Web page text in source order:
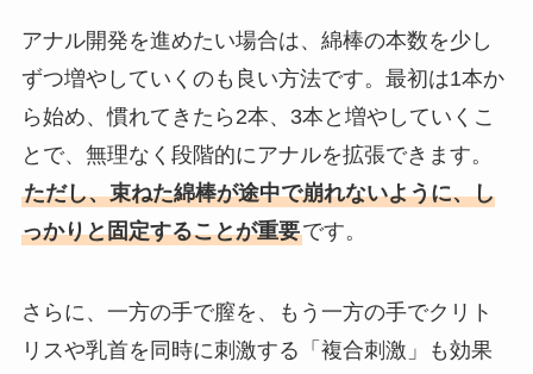
アナル開発を進めたい場合は、綿棒の本数を少し
ずつ増やしていくのも良い方法です。最初は1本か
ら始め、慣れてきたら2本、3本と増やしていくこ
とで、無理なく段階的にアナルを拡張できます。
ただし、束ねた綿棒が途中で崩れないように、し
っかりと固定することが重要です。
さらに、一方の手で膣を、もう一方の手でクリト
リスや乳首を同時に刺激する「複合刺激」も効果